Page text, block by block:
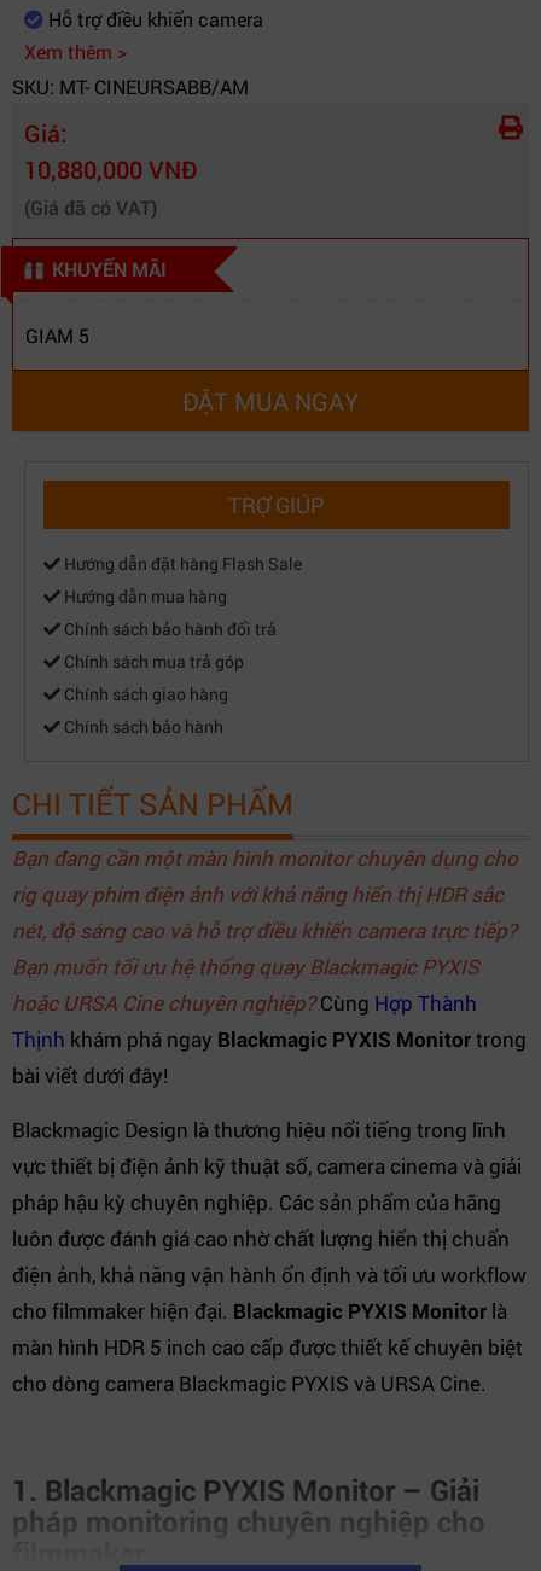
Độ ẩm hoạt động
0% đến 90% không ngưng tụ
Phụ kiện đi kèm
Bảo hành
12 tháng chính hãng
Hỗ trợ điều khiển camera
Xem thêm >
SKU: MT- CINEURSABB/AM
Giá:
10,880,000 VNĐ
(Giá đã có VAT)
KHUYẾN MÃI
GIAM 5
ĐẶT MUA NGAY
TRỢ GIÚP
Hướng dẫn đặt hàng Flash Sale
Hướng dẫn mua hàng
Chính sách bảo hành đổi trả
Chính sách mua trả góp
Chính sách giao hàng
Chính sách bảo hành
CHI TIẾT SẢN PHẨM
Bạn đang cần một màn hình monitor chuyên dụng cho
rig quay phim điện ảnh với khả năng hiển thị HDR sắc
nét, độ sáng cao và hỗ trợ điều khiển camera trực tiếp?
Bạn muốn tối ưu hệ thống quay Blackmagic PYXIS
hoặc URSA Cine chuyên nghiệp?Cùng Hợp Thành
Thịnh khám phá ngay Blackmagic PYXIS Monitortrong
bài viết dưới đây!
Blackmagic Design là thương hiệu nổi tiếng trong lĩnh
vực thiết bị điện ảnh kỹ thuật số, camera cinema và giải
pháp hậu kỳ chuyên nghiệp. Các sản phẩm của hãng
luôn được đánh giá cao nhờ chất lượng hiển thị chuẩn
điện ảnh, khả năng vận hành ổn định và tối ưu workflow
cho filmmaker hiện đại. Blackmagic PYXIS Monitor là
màn hình HDR 5 inch cao cấp được thiết kế chuyên biệt
cho dòng camera Blackmagic PYXIS và URSA Cine.
1. Blackmagic PYXIS Monitor – Giải
pháp monitoring chuyên nghiệp cho